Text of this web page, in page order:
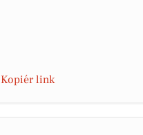
Kopiér link